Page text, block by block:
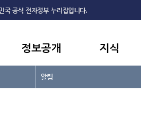
국 공식 전자정부 누리집입니다.
정보공개 지식
알림